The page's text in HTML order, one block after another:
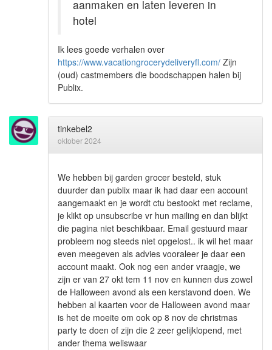
aanmaken en laten leveren in
hotel
Ik lees goede verhalen over
https://www.vacationgrocerydeliveryfl.com/ Zijn
(oud) castmembers die boodschappen halen bij
Publix.
tinkebel2
oktober 2024
We hebben bij garden grocer besteld, stuk
duurder dan publix maar ik had daar een account
aangemaakt en je wordt ctu bestookt met reclame,
je klikt op unsubscribe vr hun mailing en dan blijkt
die pagina niet beschikbaar. Email gestuurd maar
probleem nog steeds niet opgelost.. ik wil het maar
even meegeven als advies vooraleer je daar een
account maakt. Ook nog een ander vraagje, we
zijn er van 27 okt tem 11 nov en kunnen dus zowel
de Halloween avond als een kerstavond doen. We
hebben al kaarten voor de Halloween avond maar
is het de moeite om ook op 8 nov de christmas
party te doen of zijn die 2 zeer gelijklopend, met
ander thema weliswaar